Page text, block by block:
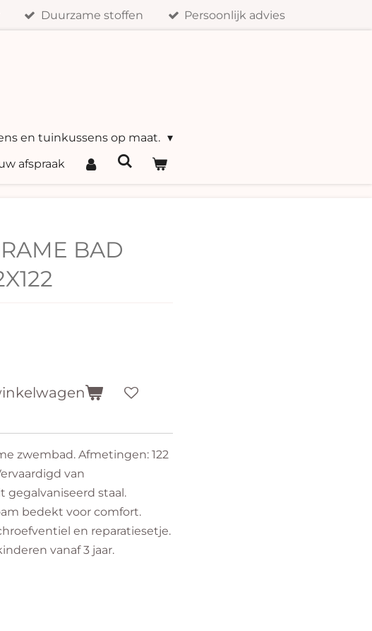
Duurzame stoffen Persoonlijk advies
en tuinkussens op maat.
afspraak
BAD
zwembad. Afmetingen: 122
van
gegalvaniseerd staal.
bedekt voor comfort.
en reparatiesetje.
vanaf 3 jaar.